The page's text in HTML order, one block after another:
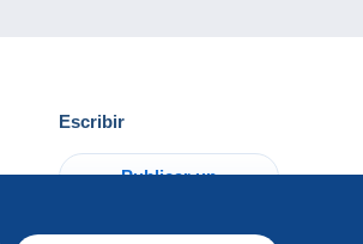
Escribir
Publicar un